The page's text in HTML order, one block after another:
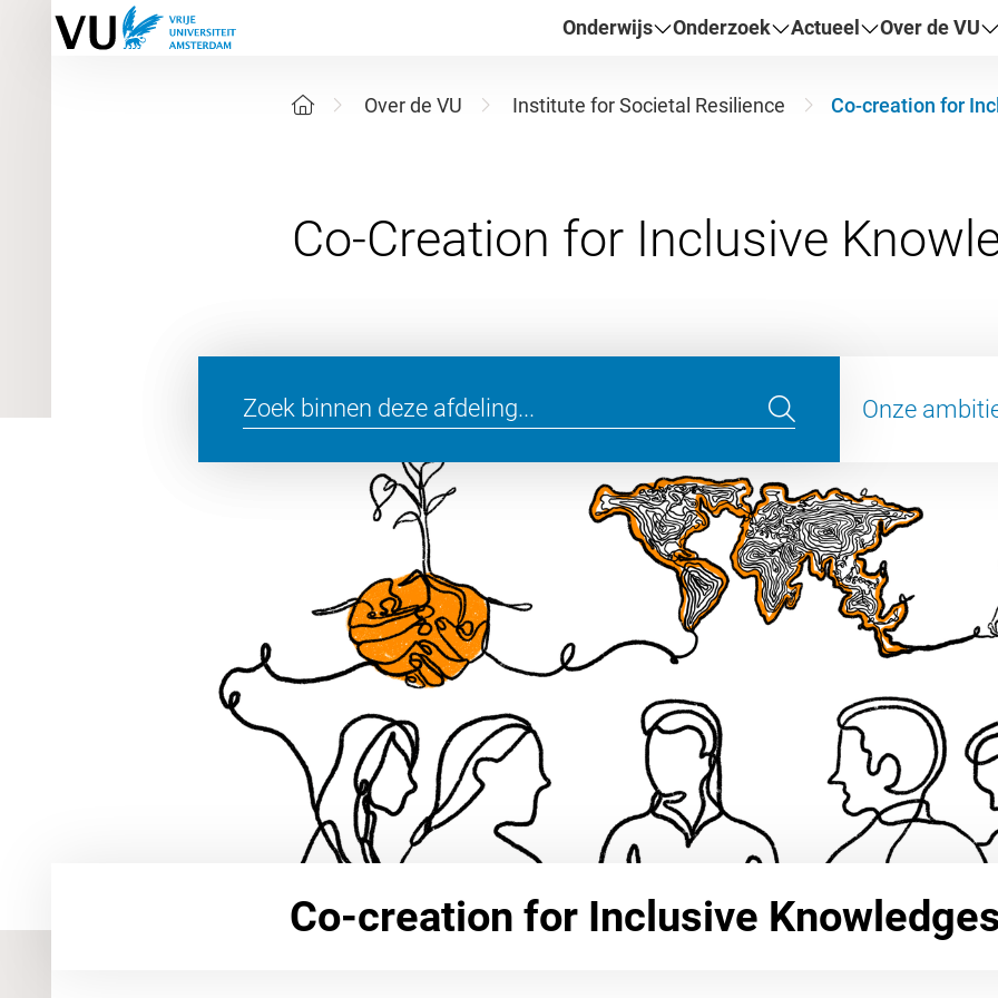
Onderwijs Onderzoek Actueel Over de VU
Over de VU Institute for Societal Resilience Co-creation for
Onze
Co-creation for Inclusive